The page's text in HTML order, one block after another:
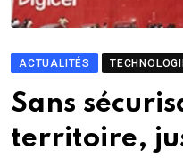
ACTUALITÉS
Sans
territoire,